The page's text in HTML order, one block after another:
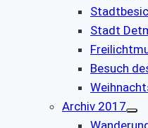
Stadt
Besuch
Archiv 2017